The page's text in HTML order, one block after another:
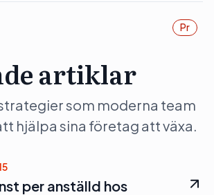
Pr
artiklar
som moderna team
hjälpa sina företag att växa.
per anställd hos